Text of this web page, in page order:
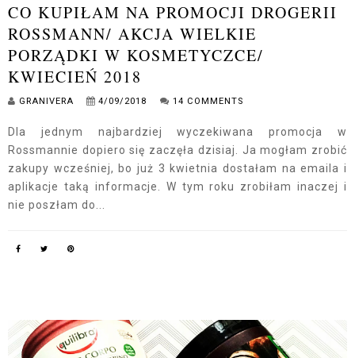
CO KUPIŁAM NA PROMOCJI DROGERII
ROSSMANN/ AKCJA WIELKIE
PORZĄDKI W KOSMETYCZCE/
KWIECIEŃ 2018
GRANIVERA 4/09/2018 14 COMMENTS
Dla jednym najbardziej wyczekiwana promocja w
Rossmannie dopiero się zaczęła dzisiaj. Ja mogłam zrobić
zakupy wcześniej, bo już 3 kwietnia dostałam na emaila i
aplikacje taką informacje. W tym roku zrobiłam inaczej i
nie poszłam do...